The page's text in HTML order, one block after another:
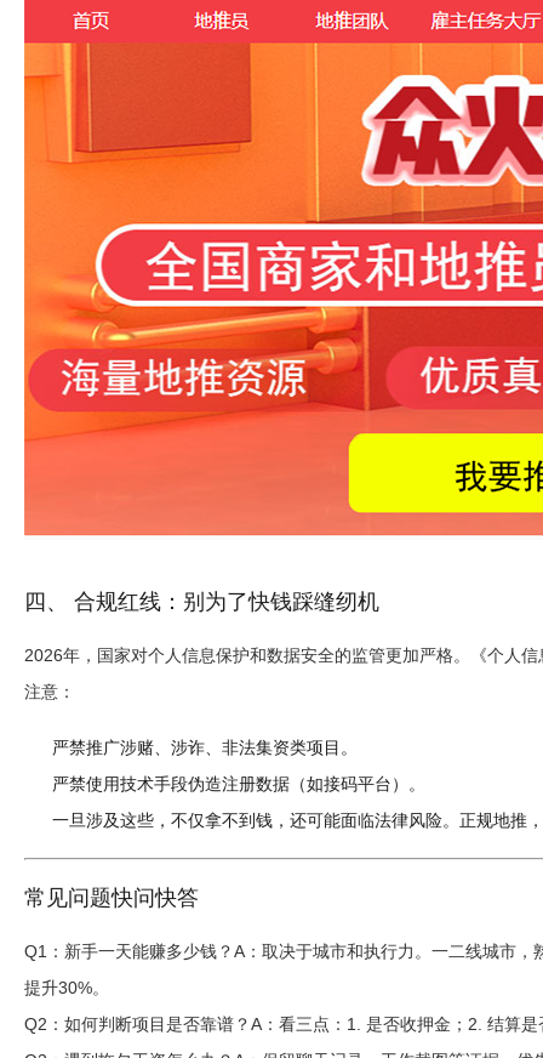
四、 合规红线：别为了快钱踩缝纫机
2026年，国家对个人信息保护和数据安全的监管更加严格。《个人
注意：
严禁推广涉赌、涉诈、非法集资类项目。
严禁使用技术手段伪造注册数据（如接码平台）。
一旦涉及这些，不仅拿不到钱，还可能面临法律风险。正规地推
常见问题快问快答
Q1：新手一天能赚多少钱？A：取决于城市和执行力。一二线城市
提升30%。
Q2：如何判断项目是否靠谱？A：看三点：1. 是否收押金；2. 结算